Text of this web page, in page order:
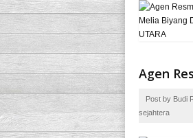
Agen
Post by Budi
sejahtera